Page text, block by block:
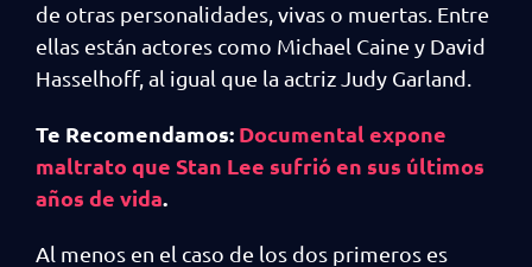
de otras personalidades, vivas o muertas. Entre
ellas están actores como Michael Caine y David
Hasselhoff, al igual que la actriz Judy Garland.
Te Recomendamos: Documental expone
maltrato que Stan Lee sufrió en sus últimos
años de vida.
Al menos en el caso de los dos primeros es